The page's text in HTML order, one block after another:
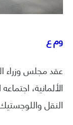
وم ع
عقد مجلس وزراء
النقل